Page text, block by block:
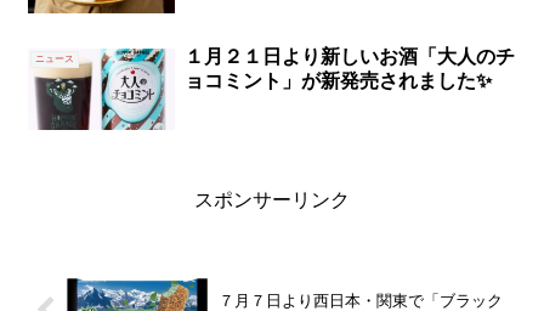
ニュース
１月２１日より新しいお酒「大人のチ
ョコミント」が新発売されました✨
スポンサーリンク
７月７日より西日本・関東で「ブラック